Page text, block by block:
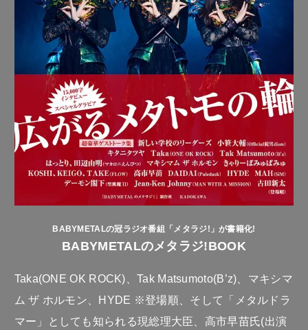
BABYMETALの冠ラジオ番組「メタラジ!」が書籍化!
BABYMETALのメタラジ!BOOK
Taka(ONE OK ROCK)、Tak Matsumoto(B’z)、マキシマ
ム ザ ホルモン、HYDE ※登場順、そして「メタルドラ
マー」としても知られる現総理大臣、高市早苗氏(出演